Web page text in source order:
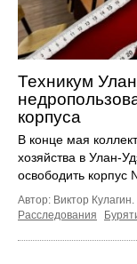
Техникум
корпуса
В конце мая
хозяйства в Улан-
освободить корпус
Автор: Виктор Кулагин.
Расследования